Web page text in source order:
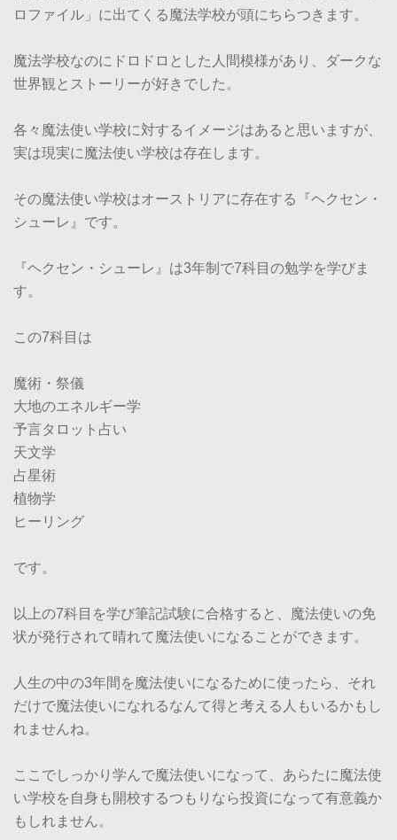
ロファイル」に出てくる魔法学校が頭にちらつきます。
魔法学校なのにドロドロとした人間模様があり、ダークな
世界観とストーリーが好きでした。
各々魔法使い学校に対するイメージはあると思いますが、
実は現実に魔法使い学校は存在します。
その魔法使い学校はオーストリアに存在する『ヘクセン・
シューレ』です。
『ヘクセン・シューレ』は3年制で7科目の勉学を学びま
す。
この7科目は
魔術・祭儀
大地のエネルギー学
予言タロット占い
天文学
占星術
植物学
ヒーリング
です。
以上の7科目を学び筆記試験に合格すると、魔法使いの免
状が発行されて晴れて魔法使いになることができます。
人生の中の3年間を魔法使いになるために使ったら、それ
だけで魔法使いになれるなんて得と考える人もいるかもし
れませんね。
ここでしっかり学んで魔法使いになって、あらたに魔法使
い学校を自身も開校するつもりなら投資になって有意義か
もしれません。